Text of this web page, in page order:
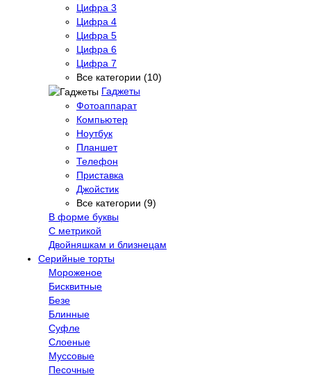
Цифра 3
Цифра 4
Цифра 5
Цифра 6
Цифра 7
Все категории (10)
Гаджеты
Фотоаппарат
Компьютер
Ноутбук
Планшет
Телефон
Приставка
Джойстик
Все категории (9)
В форме буквы
С метрикой
Двойняшкам и близнецам
Серийные торты
Мороженое
Бисквитные
Безе
Блинные
Суфле
Слоеные
Муссовые
Песочные